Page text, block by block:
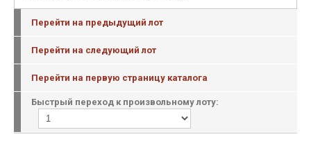
Перейти на предыдущий лот
Перейти на следующий лот
Перейти на первую страницу каталога
Быстрый переход к произвольному лоту: